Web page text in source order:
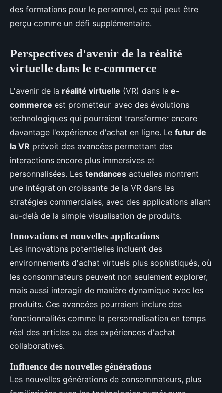
des formations pour le personnel, ce qui peut être
perçu comme un défi supplémentaire.
Perspectives d'avenir de la réalité
virtuelle dans le e-commerce
L'avenir de la réalité virtuelle (VR) dans le e-
commerce est prometteur, avec des évolutions
technologiques qui pourraient transformer encore
davantage l'expérience d'achat en ligne. Le futur de
la VR prévoit des avancées permettant des
interactions encore plus immersives et
personnalisées. Les tendances actuelles montrent
une intégration croissante de la VR dans les
stratégies commerciales, avec des applications allant
au-delà de la simple visualisation de produits.
Innovations et nouvelles applications
Les innovations potentielles incluent des
environnements d'achat virtuels plus sophistiqués, où
les consommateurs peuvent non seulement explorer,
mais aussi interagir de manière dynamique avec les
produits. Ces avancées pourraient inclure des
fonctionnalités comme la personnalisation en temps
réel des articles ou des expériences d'achat
collaboratives.
Influence des nouvelles générations
Les nouvelles générations de consommateurs, plus